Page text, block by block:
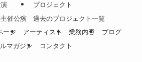
催公演
プロジェクト
過去のプロジェクト一覧
ージ
アーティスト 業務内容
ブログ
マガジン
コンタクト